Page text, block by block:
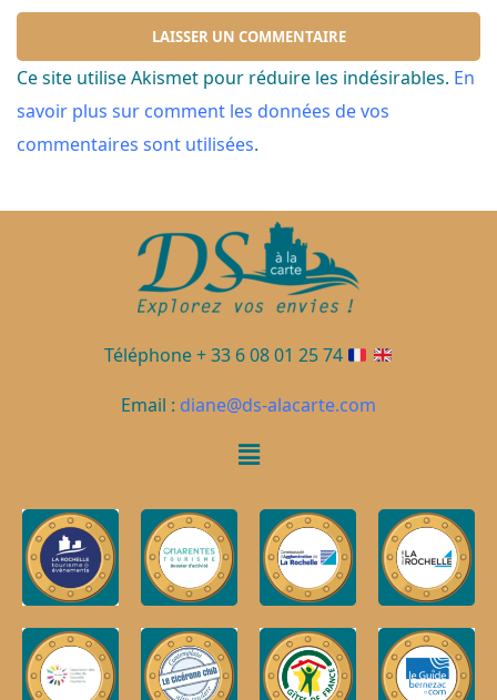
Ce site utilise Akismet pour réduire les indésirables. En
savoir plus sur comment les données de vos
commentaires sont utilisées.
Téléphone + 33 6 08 01 25 74
Email : diane@ds-alacarte.com